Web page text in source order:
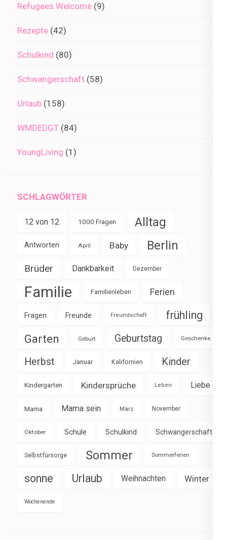
Refugees Welcome (9)
Rezepte (42)
Schulkind (80)
Schwangerschaft (58)
Urlaub (158)
WMDEDGT (84)
YoungLiving (1)
SCHLAGWÖRTER
12 von 12 1000 Fragen Alltag
Antworten April Baby Berlin
Brüder Dankbarkeit Dezember
Familie Familienleben Ferien
Fragen Freunde Freundschaft frühling
Garten Geburt Geburtstag Geschenke
Herbst Januar Kalifornien Kinder
Kindergarten Kindersprüche Leben Liebe
Mama Mama sein März November
Oktober Schule Schulkind Schwangerschaft
Selbstfürsorge Sommer Sommerferien
sonne Urlaub Weihnachten Winter
Wochenende